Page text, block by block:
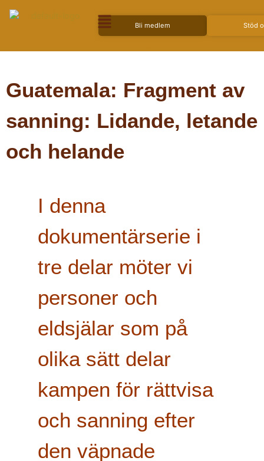
Bli medlem Stöd
Guatemala: Fragment av
sanning: Lidande, letande
och helande
I denna
dokumentärserie i
tre delar möter vi
personer och
eldsjälar som på
olika sätt delar
kampen för rättvisa
och sanning efter
den väpnade